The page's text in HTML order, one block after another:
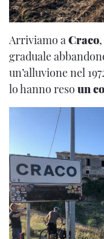
Arriviamo a Craco
graduale
un’alluvione nel
lo hanno reso un